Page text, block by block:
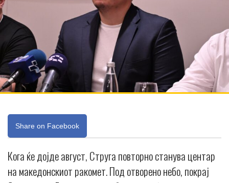
Share on Facebook
Кога ќе дојде август, Струга повторно станува центар
на македонскиот ракомет. Под отворено небо, покрај